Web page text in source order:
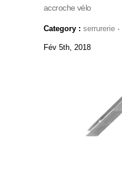
accroche vélo
Category : serrurerie ·
Fév 5th, 2018